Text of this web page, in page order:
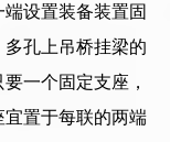
设置装备装置固
孔上吊桥挂梁的
一个固定支座，
置于每联的两端